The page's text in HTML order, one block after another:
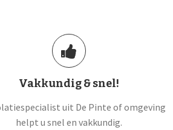
Vakkundig & snel!
uit De Pinte of omgeving
helpt u snel en vakkundig.